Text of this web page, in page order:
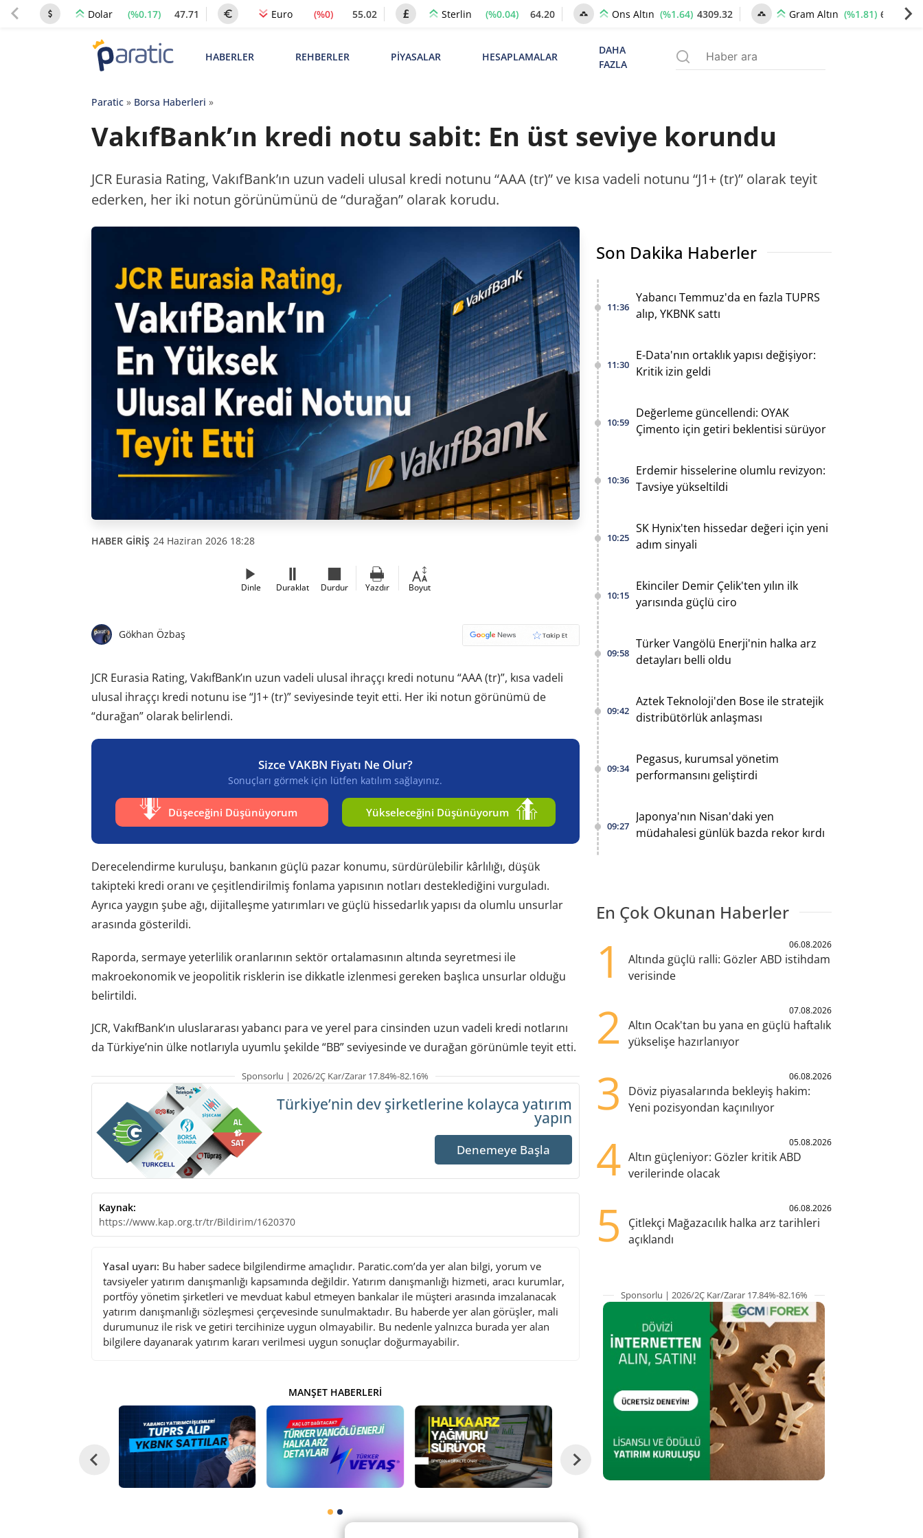
Dolar (%0.17) 47.71 Euro (%0) 55.02 Sterlin (%0.04) 64.20 Ons Altın (%1.64) 4309.32 Gram Altın (%1.81) 6609.89
HABERLER REHBERLER PİYASALAR HESAPLAMALAR
DAHA
FAZLA
Paratic» Borsa Haberleri »
VakıfBank’ın kredi notu sabit: En üst seviye korundu
JCR Eurasia Rating, VakıfBank’ın uzun vadeli ulusal kredi notunu “AAA (tr)” ve kısa vadeli notunu “J1+ (tr)” olarak teyit
ederken, her iki notun görünümünü de “durağan” olarak korudu.
HABER GİRİŞ 24 Haziran 2026 18:28
Dinle Duraklat Durdur Yazdır Boyut
Gökhan Özbaş
JCR Eurasia Rating, VakıfBank’ın uzun vadeli ulusal ihraççı kredi notunu “AAA (tr)”, kısa vadeli
ulusal ihraççı kredi notunu ise “J1+ (tr)” seviyesinde teyit etti. Her iki notun görünümü de
“durağan” olarak belirlendi.
Sizce VAKBN Fiyatı Ne Olur?
Sonuçları görmek için lütfen katılım sağlayınız.
Düşeceğini Düşünüyorum Yükseleceğini Düşünüyorum
Derecelendirme kuruluşu, bankanın güçlü pazar konumu, sürdürülebilir kârlılığı, düşük
takipteki kredi oranı ve çeşitlendirilmiş fonlama yapısının notları desteklediğini vurguladı.
Ayrıca yaygın şube ağı, dijitalleşme yatırımları ve güçlü hissedarlık yapısı da olumlu unsurlar
arasında gösterildi.
Raporda, sermaye yeterlilik oranlarının sektör ortalamasının altında seyretmesi ile
makroekonomik ve jeopolitik risklerin ise dikkatle izlenmesi gereken başlıca unsurlar olduğu
belirtildi.
JCR, VakıfBank’ın uluslararası yabancı para ve yerel para cinsinden uzun vadeli kredi notlarını
da Türkiye’nin ülke notlarıyla uyumlu şekilde “BB” seviyesinde ve durağan görünümle teyit etti.
Sponsorlu | 2026/2Ç Kar/Zarar 17.84%-82.16%
Türkiye’nin dev şirketlerine kolayca yatırım
yapın
Denemeye Başla
Kaynak:
https://www.kap.org.tr/tr/Bildirim/1620370
Yasal uyarı: Bu haber sadece bilgilendirme amaçlıdır. Paratic.com’da yer alan bilgi, yorum ve
tavsiyeler yatırım danışmanlığı kapsamında değildir. Yatırım danışmanlığı hizmeti, aracı kurumlar,
portföy yönetim şirketleri ve mevduat kabul etmeyen bankalar ile müşteri arasında imzalanacak
yatırım danışmanlığı sözleşmesi çerçevesinde sunulmaktadır. Bu haberde yer alan görüşler, mali
durumunuz ile risk ve getiri tercihinize uygun olmayabilir. Bu nedenle yalnızca burada yer alan
bilgilere dayanarak yatırım kararı verilmesi uygun sonuçlar doğurmayabilir.
MANŞET HABERLERI
Son Dakika Haberler
11:36
Yabancı Temmuz'da en fazla TUPRS
alıp, YKBNK sattı
11:30
E-Data'nın ortaklık yapısı değişiyor:
Kritik izin geldi
10:59
Değerleme güncellendi: OYAK
Çimento için getiri beklentisi sürüyor
10:36
Erdemir hisselerine olumlu revizyon:
Tavsiye yükseltildi
10:25
SK Hynix'ten hissedar değeri için yeni
adım sinyali
10:15
Ekinciler Demir Çelik'ten yılın ilk
yarısında güçlü ciro
09:58
Türker Vangölü Enerji'nin halka arz
detayları belli oldu
09:42
Aztek Teknoloji'den Bose ile stratejik
distribütörlük anlaşması
09:34
Pegasus, kurumsal yönetim
performansını geliştirdi
09:27
Japonya'nın Nisan'daki yen
müdahalesi günlük bazda rekor kırdı
En Çok Okunan Haberler
1 06.08.2026
Altında güçlü ralli: Gözler ABD istihdam
verisinde
2 07.08.2026
Altın Ocak'tan bu yana en güçlü haftalık
yükselişe hazırlanıyor
3 06.08.2026
Döviz piyasalarında bekleyiş hakim:
Yeni pozisyondan kaçınılıyor
4 05.08.2026
Altın güçleniyor: Gözler kritik ABD
verilerinde olacak
5 06.08.2026
Çitlekçi Mağazacılık halka arz tarihleri
açıklandı
Sponsorlu | 2026/2Ç Kar/Zarar 17.84%-82.16%